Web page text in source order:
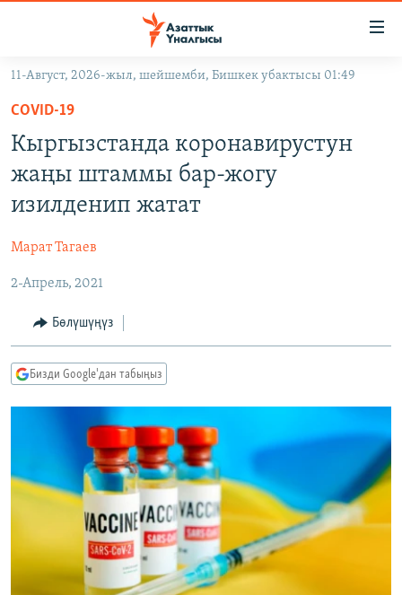
Навигацияга
өтүңүз
Издөөгө
салыңызКЫРГЫЗСТАН
МАДАНИЯТ
ДҮЙНӨ
ТВ ПРОГРАММАЛАР
БҮГҮН АЗАТТЫКТА
ЭКСПЕРТТЕР ТАЛДАЙТ
ДАНИСТЕ
ЫҢГАЙСЫЗ СУРООЛОР
ПОДКАСТ
ӨЗГӨЧӨ ПИКИР
Русский
ЭЕ/АРнун бардык сайттары
11-Август, 2026-жыл, шейшемби, Бишкек убактысы 01:49
COVID-19
Кыргызстанда коронавирустун
жаңы штаммы бар-жогу
изилденип жатат
Марат Тагаев
2-Апрель, 2021
Бөлүшүңүз
Бизди Google'дан табыңыз